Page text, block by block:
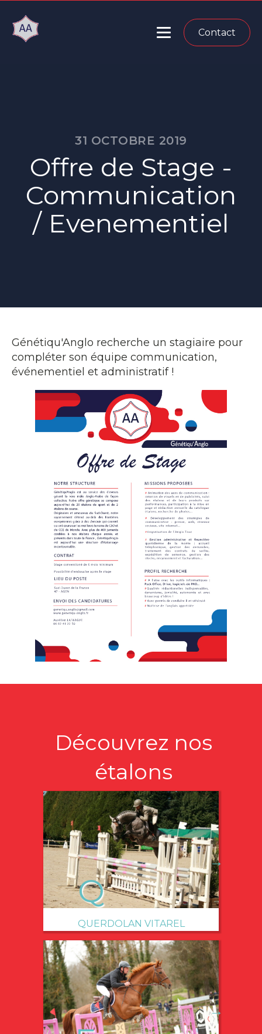
Contact
31 OCTOBRE 2019
Offre de Stage -
Communication
/ Evenementiel
Génétiqu'Anglo recherche un stagiaire pour
compléter son équipe communication,
événementiel et administratif !
Découvrez nos
étalons
QUERDOLAN VITAREL
→
→